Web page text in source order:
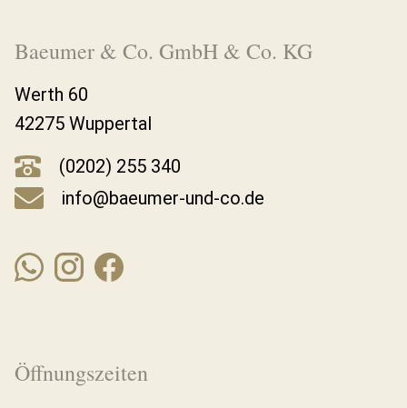
Baeumer & Co. GmbH & Co. KG
Werth 60
42275 Wuppertal
(0202) 255 340
info@baeumer-und-co.de
Öffnungszeiten